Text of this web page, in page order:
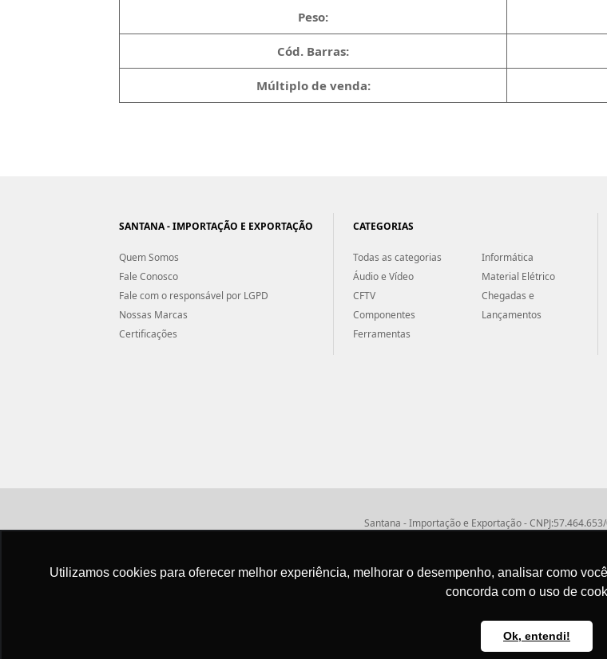
Utilizamos cookies para oferecer melhor experiência, melhorar o desempenho, analisar como
concorda com o uso de
Ok, entendi!
Peso:
Cód. Barras:
Múltiplo de venda:
SANTANA - IMPORTAÇÃO E EXPORTAÇÃO
Quem Somos
Fale Conosco
Fale com o responsável por LGPD
Nossas Marcas
Certificações
CATEGORIAS
Todas as categorias
Áudio e Vídeo
CFTV
Componentes
Ferramentas
Informática
Material Elétrico
Chegadas e
Lançamentos
Santana - Importação e Exportação -
- Todos os direitos reservados